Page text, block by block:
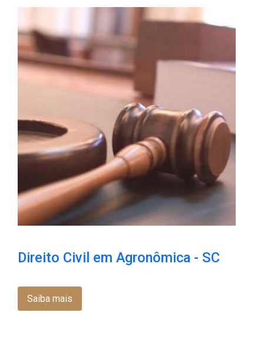
Direito Civil em Agronômica - SC
Saiba mais